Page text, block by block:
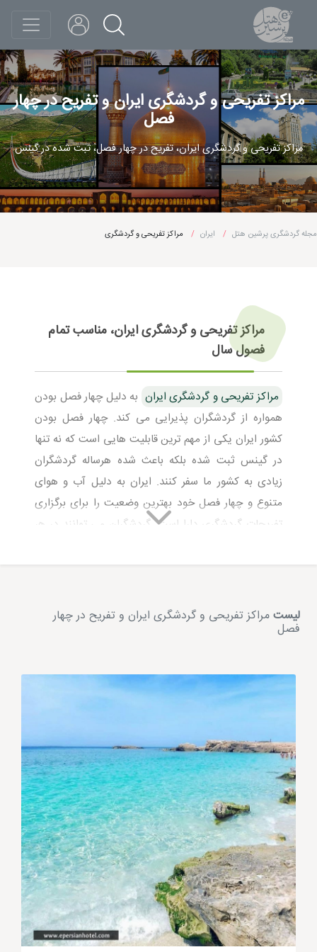
مراکز تفریحی و گردشگری ایران و تفریح در چهار
فصل
مراکز تفریحی و گردشگری ایران، تفریح در چهار فصل، ثبت شده در گینس
مجله گردشگری پرشین هتل ایران مراکز تفریحی و گردشگری
مراکز تفریحی و گردشگری ایران، مناسب تمام
فصول سال
مراکز تفریحی و گردشگری ایران به دلیل چهار فصل بودن
همواره از گردشگران پذیرایی می کند. چهار فصل بودن
کشور ایران یکی از مهم ترین قابلیت هایی است که نه تنها
در گینس ثبت شده بلکه باعث شده هرساله گردشگران
زیادی به کشور ما سفر کنند. ایران به دلیل آب و هوای
متنوع و چهار فصل خود بهترین وضعیت را برای برگزاری
تفریحات گردشگری دارا است. گردشگران می توانند در هر
جالب است بدانید گاهی در فصل تابستان نقاطی از ایران
دارند که بسیار گرم هستند. این یکی از عجیب ترین و خاص
ترین خصوصیات شرایط اقلیمی ایران است که نظرات
مراکز تفریحی و گردشگری ایرانتقریبا در تمام شهر ها و
حتی روستا های کشور ما وجود دارند. بنابراین گردشگران به
تفریحات استفاده کنند و لذت ببرند. اما می توان گفت در
شهر های مهم این مراکز بسیار ایجاد شده اند و اهمیت
بیشتری به این تفریحات داده شده است. ما در این مقاله
به معرفی برخی از تفریحات در شهر های مهمی مانند مشهد،
تهران، تبریز، اصفحان، شیراز، یزد و... می پردازیم.
مشهد و اصفهان قطب مراکز تفریحی گردشگری
در ایران
لیستمراکز تفریحی و گردشگری ایران و تفریح در چهار
فصل